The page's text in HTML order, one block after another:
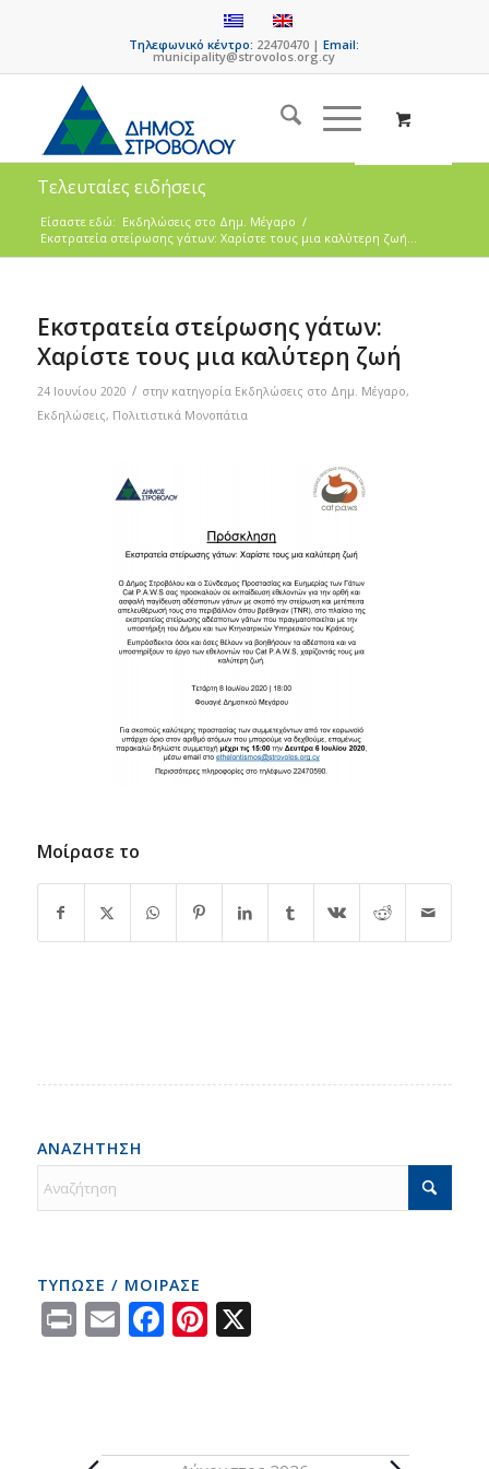
Τηλεφωνικό κέντρο: 22470470 |Email:
municipality@strovolos.org.cy
Τελευταίες ειδήσεις
Είσαστε εδώ: Eκδηλώσεις στο Δημ. Mέγαρο /
Εκστρατεία στείρωσης γάτων: Χαρίστε τους μια καλύτερη ζωή...
Εκστρατεία στείρωσης γάτων:
Χαρίστε τους μια καλύτερη ζωή
24 Ιουνίου 2020 / στην κατηγορία Eκδηλώσεις στο Δημ. Mέγαρο,
Εκδηλώσεις, Πολιτιστικά Μονοπάτια
Μοίρασε το
ΑΝΑΖΗΤΗΣΗ
ΤΥΠΩΣΕ / ΜΟΙΡΑΣΕ
PrintEmailFacebook
Pinterest
X